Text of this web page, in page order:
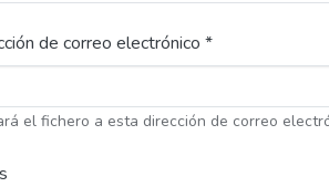
de correo electrónico *
el fichero a esta dirección de correo